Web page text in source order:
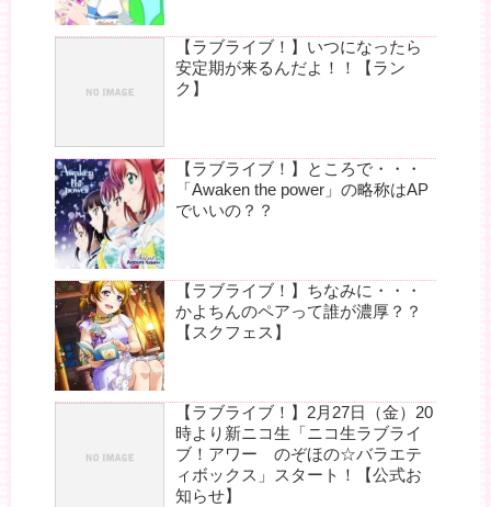
【ラブライブ！】いつになったら
安定期が来るんだよ！！【ラン
ク】
【ラブライブ！】ところで・・・
「Awaken the power」の略称はAP
でいいの？？
【ラブライブ！】ちなみに・・・
かよちんのペアって誰が濃厚？？
【スクフェス】
【ラブライブ！】2月27日（金）20
時より新ニコ生「ニコ生ラブライ
ブ！アワー のぞほの☆バラエテ
ィボックス」スタート！【公式お
知らせ】